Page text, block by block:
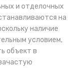
и отделочных
на
наличие
условием,
объект в